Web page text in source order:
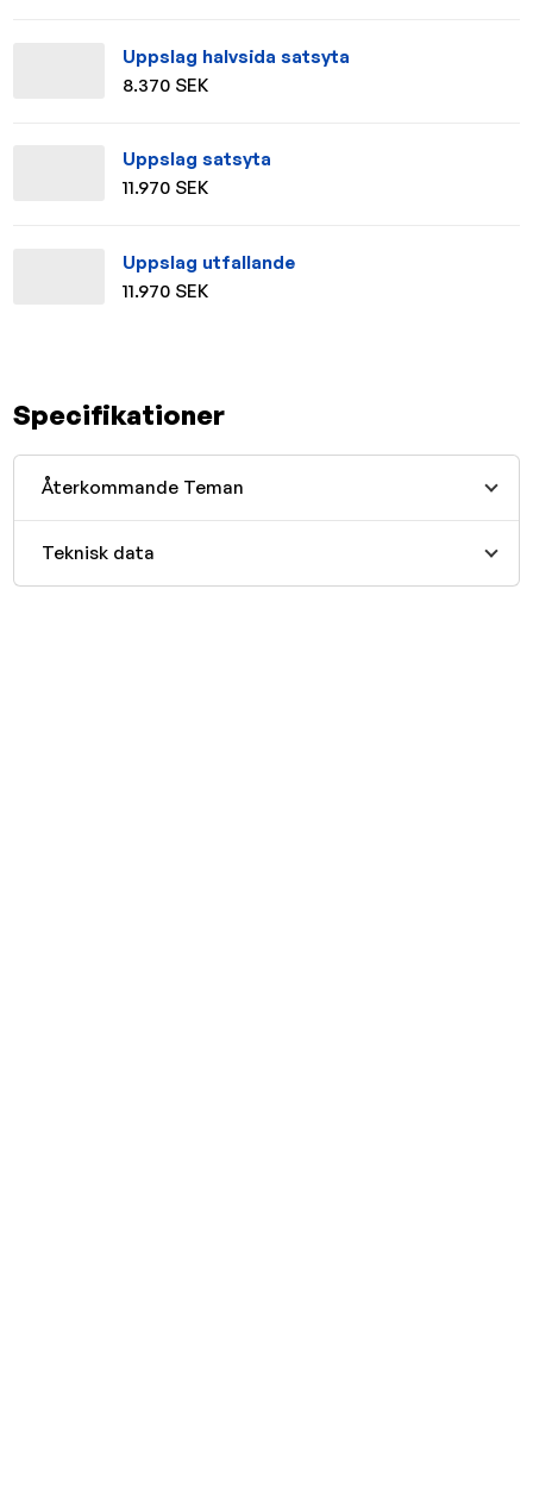
Uppslag halvsida satsyta
8.370 SEK
Uppslag satsyta
11.970 SEK
Uppslag utfallande
11.970 SEK
Specifikationer
Återkommande Teman
Teknisk data